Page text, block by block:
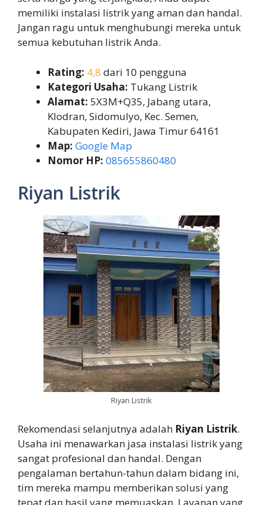
memiliki instalasi listrik yang aman dan handal.
Jangan ragu untuk menghubungi mereka untuk
semua kebutuhan listrik Anda.
Rating: 4,8 dari 10 pengguna
Kategori Usaha: Tukang Listrik
Alamat: 5X3M+Q35, Jabang utara,
Klodran, Sidomulyo, Kec. Semen,
Kabupaten Kediri, Jawa Timur 64161
Map: Google Map
Nomor HP: 085655860480
Riyan Listrik
Riyan Listrik
Rekomendasi selanjutnya adalah Riyan Listrik.
Usaha ini menawarkan jasa instalasi listrik yang
sangat profesional dan handal. Dengan
pengalaman bertahun-tahun dalam bidang ini,
tim mereka mampu memberikan solusi yang
tepat dan hasil yang memuaskan. Layanan yang